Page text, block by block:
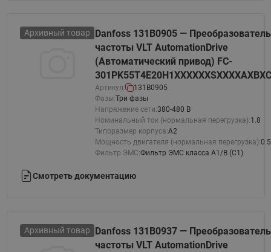
Архивный товар
Danfoss 131B0905 — Преобразователь
частоты VLT AutomationDrive
(Автоматический привод) FC-
Артикул:
131B0905
Фазы:Три фазы
Напряжение сети:380-480 В
Номинальный ток (нормальная перегрузка):1.8
Типоразмер корпуса:A2
Мощность двигателя (нормальная перегрузка):
Фильтр ЭМС:Фильтр ЭМС класса A1/B (C1)
Смотреть документацию
Архивный товар
Danfoss 131B0937 — Преобразователь
частоты VLT AutomationDrive